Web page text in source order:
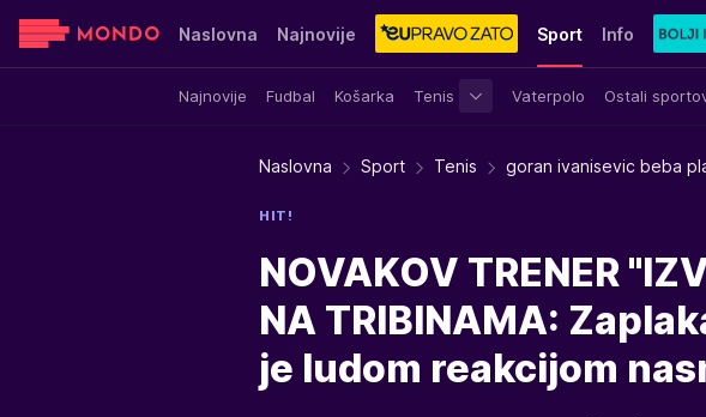
Naslovna Najnovije Sport
Najnovije Fudbal Košarka Tenis Vaterpolo Ostali
Info
Sensa Stvar ukusa Yumama
Naslovna Sport Tenis goran ivanisevic beba
HIT!
NOVAKOV TRENER
NA TRIBINAMA:
je ludom reakcijom